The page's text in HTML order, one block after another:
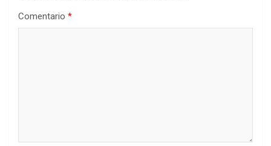
Comentario *